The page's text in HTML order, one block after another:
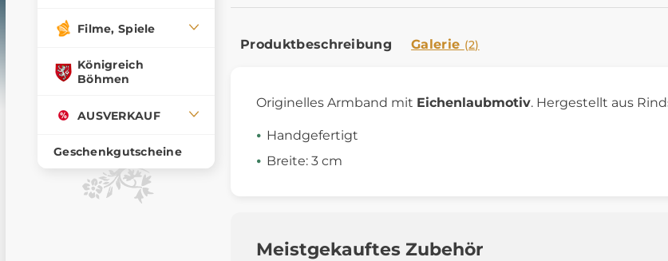
Filme, Spiele
Königreich
Böhmen
AUSVERKAUF
Geschenkgutscheine
Produktbeschreibung Galerie (2)
Originelles Armband mit Eichenlaubmotiv. Hergestellt aus
Handgefertigt
Breite: 3 cm
Meistgekauftes Zubehör